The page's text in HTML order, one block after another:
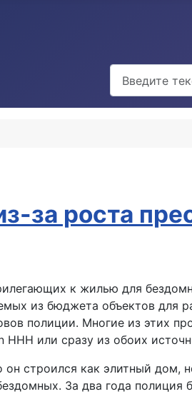
за роста
к жилью для
из бюджета объектов для
полиции. Многие из этих
или сразу из обоих
строился как элитный дом,
За два года полиция